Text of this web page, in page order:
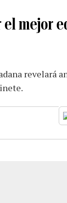
mejor
revelará